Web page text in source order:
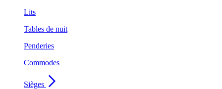
Lits
Tables de nuit
Penderies
Commodes
Sièges